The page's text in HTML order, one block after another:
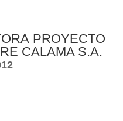
PROYECTO
CALAMA S.A.